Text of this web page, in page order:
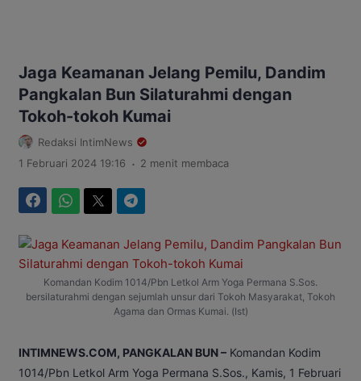
Jaga Keamanan Jelang Pemilu, Dandim
Pangkalan Bun Silaturahmi dengan
Tokoh-tokoh Kumai
Redaksi IntimNews
1 Februari 2024 19:16 . 2 menit membaca
Komandan Kodim 1014/Pbn Letkol Arm Yoga Permana S.Sos.
bersilaturahmi dengan sejumlah unsur dari Tokoh Masyarakat, Tokoh
Agama dan Ormas Kumai. (Ist)
INTIMNEWS.COM, PANGKALAN BUN – Komandan Kodim
1014/Pbn Letkol Arm Yoga Permana S.Sos., Kamis, 1 Februari